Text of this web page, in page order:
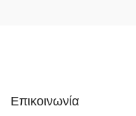
Επικοινωνία